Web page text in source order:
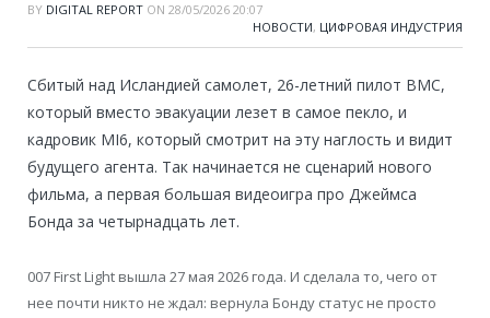
BY DIGITAL REPORT ON 28/05/2026 20:07
НОВОСТИ, ЦИФРОВАЯ ИНДУСТРИЯ
Сбитый над Исландией самолет, 26-летний пилот ВМС,
который вместо эвакуации лезет в самое пекло, и
кадровик MI6, который смотрит на эту наглость и видит
будущего агента. Так начинается не сценарий нового
фильма, а первая большая видеоигра про Джеймса
Бонда за четырнадцать лет.
007 First Light вышла 27 мая 2026 года. И сделала то, чего от
нее почти никто не ждал: вернула Бонду статус не просто